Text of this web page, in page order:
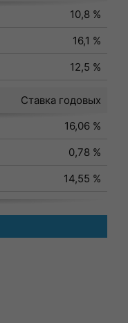
10,8 %
16,1 %
12,5 %
Ставка годовых
16,06 %
0,78 %
14,55 %